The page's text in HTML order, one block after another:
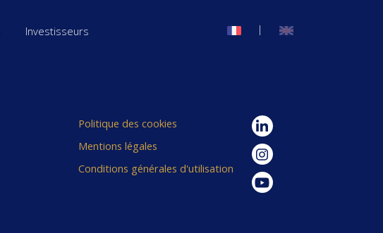
Investisseurs |
Politique des cookies
Mentions légales
Conditions générales d'utilisation